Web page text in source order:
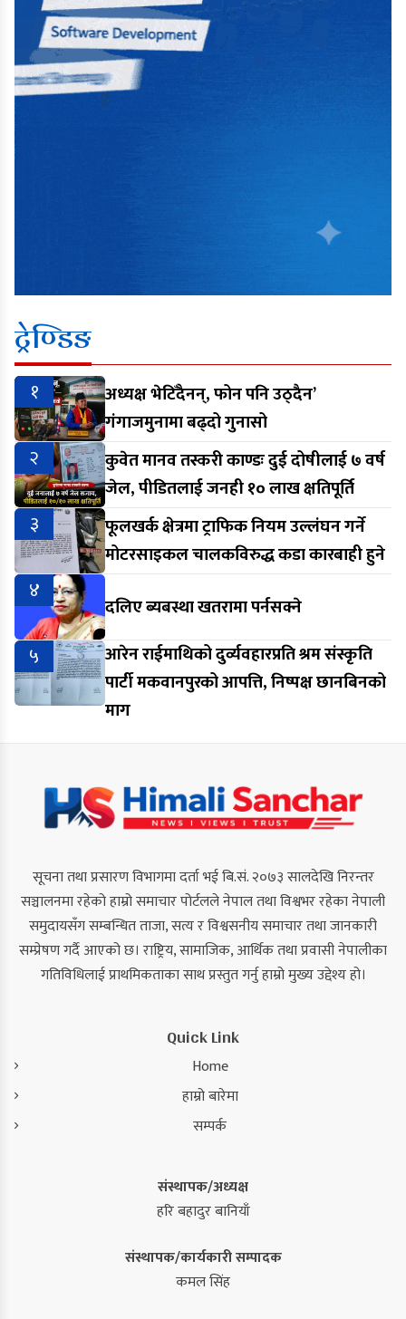
ट्रेण्डिङ
१
अध्यक्ष भेटिँदैनन्, फोन पनि उठ्दैन’
गंगाजमुनामा बढ्दो गुनासो
२
कुवेत मानव तस्करी काण्डः दुई दोषीलाई ७ वर्ष
जेल, पीडितलाई जनही १० लाख क्षतिपूर्ति
३
फूलखर्क क्षेत्रमा ट्राफिक नियम उल्लंघन गर्ने
मोटरसाइकल चालकविरुद्ध कडा कारबाही हुने
४
दलिए ब्यबस्था खतरामा पर्नसक्ने
५
आरेन राईमाथिको दुर्व्यवहारप्रति श्रम संस्कृति
पार्टी मकवानपुरको आपत्ति, निष्पक्ष छानबिनको
माग
सूचना तथा प्रसारण विभागमा दर्ता भई बि.सं. २०७३ सालदेखि निरन्तर
सञ्चालनमा रहेको हाम्रो समाचार पोर्टलले नेपाल तथा विश्वभर रहेका नेपाली
समुदायसँग सम्बन्धित ताजा, सत्य र विश्वसनीय समाचार तथा जानकारी
सम्प्रेषण गर्दै आएको छ। राष्ट्रिय, सामाजिक, आर्थिक तथा प्रवासी नेपालीका
गतिविधिलाई प्राथमिकताका साथ प्रस्तुत गर्नु हाम्रो मुख्य उद्देश्य हो।
Quick Link
Home
हाम्रो बारेमा
सम्पर्क
संस्थापक/अध्यक्ष
हरि बहादुर बानियाँ
संस्थापक/कार्यकारी सम्पादक
कमल सिंह